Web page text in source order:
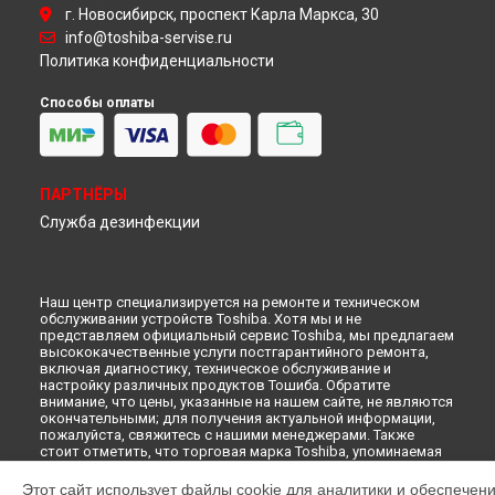
Ремонт микроволновой печи ER-A7R(S) Toshiba в
Красноярске
Ремонт микроволновой печи ER-A7R(S) Toshiba в
Ульяновске
Ремонт микроволновой печи ER-A7R(S) Toshiba в
Ремонт микроволновой печи ER-A7R(S) Toshiba в
Петербурге
г. Новосибирск, проспект Карла Маркса, 30
info@toshiba-servise.ru
Политика конфиденциальности
Способы оплаты
ПАРТНЁРЫ
Служба дезинфекции
Наш центр специализируется на ремонте и техническом
обслуживании устройств Toshiba. Хотя мы и не
представляем официальный сервис Toshiba, мы предлагаем
высококачественные услуги постгарантийного ремонта,
включая диагностику, техническое обслуживание и
настройку различных продуктов Тошиба. Обратите
внимание, что цены, указанные на нашем сайте, не являются
окончательными; для получения актуальной информации,
пожалуйста, свяжитесь с нашими менеджерами. Также
стоит отметить, что торговая марка Toshiba, упоминаемая
на нашем сайте, зарегистрирована и используется нами
только для информационных целей.
Этот сайт использует файлы cookie для аналитики и